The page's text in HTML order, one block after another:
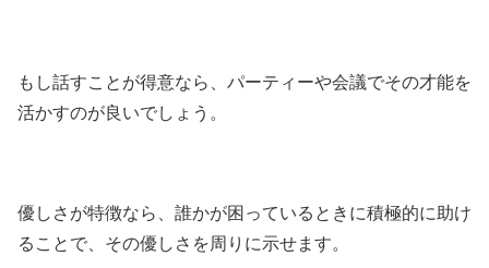
もし話すことが得意なら、パーティーや会議でその才能を
活かすのが良いでしょう。
優しさが特徴なら、誰かが困っているときに積極的に助け
ることで、その優しさを周りに示せます。